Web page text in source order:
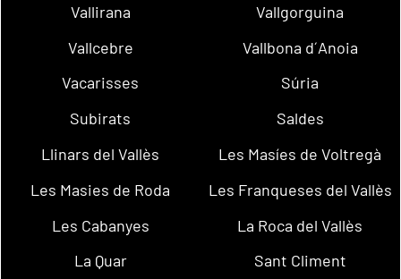
Vallirana
Vallgorguina
Vallcebre
Vallbona d´Anoia
Vacarisses
Súria
Subirats
Saldes
Llinars del Vallès
Les Masíes de Voltregà
Les Masies de Roda
Les Franqueses del Vallès
Les Cabanyes
La Roca del Vallès
La Quar
Sant Climent